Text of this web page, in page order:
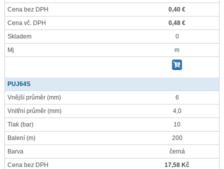
Cena bez DPH
0,40 €
Cena vč. DPH
0,48 €
Skladem
0
Mj
m
PUJ64S
Vnější průměr (mm)
6
Vnitřní průměr (mm)
4,0
Tlak (bar)
10
Balení (m)
200
Barva
černá
Cena bez DPH
17,58 Kč